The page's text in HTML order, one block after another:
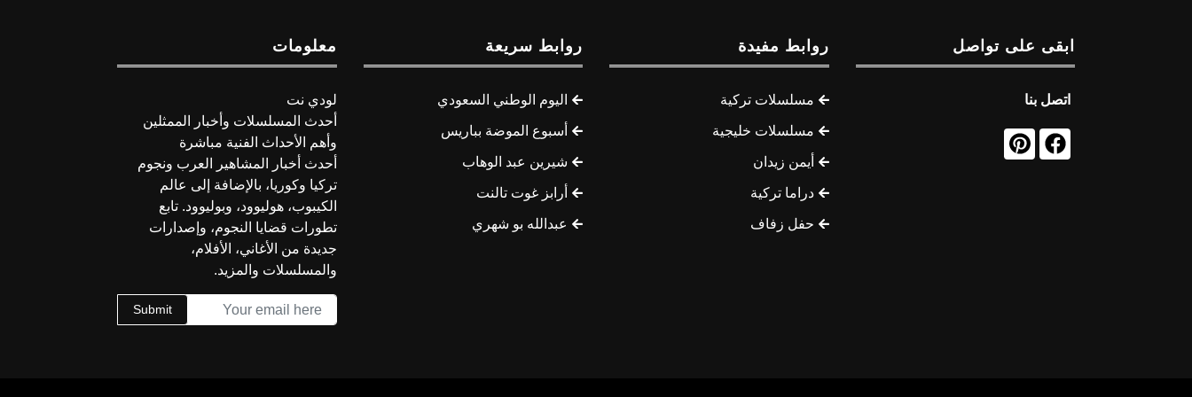
ابقى على تواصل
اتصل بنا
روابط مفيدة
مسلسلات تركية
مسلسلات خليجية
أيمن زيدان
دراما تركية
حفل زفاف
روابط سريعة
اليوم الوطني السعودي
أسبوع الموضة بباريس
شيرين عبد الوهاب
أرابز غوت تالنت
عبدالله بو شهري
معلومات
لودي نت
أحدث المسلسلات وأخبار الممثلين
وأهم الأحداث الفنية مباشرة
أحدث أخبار المشاهير العرب ونجوم
تركيا وكوريا، بالإضافة إلى عالم
الكيبوب، هوليوود، وبوليوود. تابع
تطورات قضايا النجوم، وإصدارات
جديدة من الأغاني، الأفلام،
والمسلسلات والمزيد.
Submit